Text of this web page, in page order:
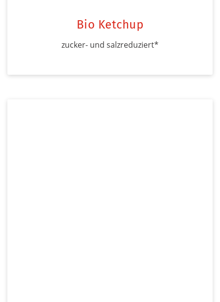
Bio Ketchup
zucker- und salzreduziert*